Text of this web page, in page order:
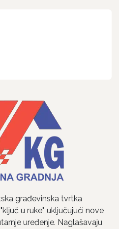
građevinska tvrtka
u ruke", uključujući nove
uređenje. Naglašavaju